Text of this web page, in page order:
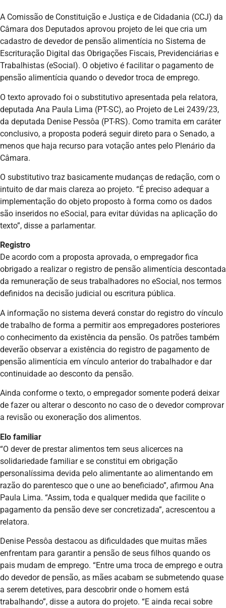
A Comissão de Constituição e Justiça e de Cidadania (CCJ) da
Câmara dos Deputados aprovou projeto de lei que cria um
cadastro de devedor de pensão alimentícia no Sistema de
Escrituração Digital das Obrigações Fiscais, Previdenciárias e
Trabalhistas (eSocial). O objetivo é facilitar o pagamento de
pensão alimentícia quando o devedor troca de emprego.
O texto aprovado foi o substitutivo apresentada pela relatora,
deputada Ana Paula Lima (PT-SC), ao Projeto de Lei 2439/23,
da deputada Denise Pessôa (PT-RS). Como tramita em caráter
conclusivo, a proposta poderá seguir direto para o Senado, a
menos que haja recurso para votação antes pelo Plenário da
Câmara.
O substitutivo traz basicamente mudanças de redação, com o
intuito de dar mais clareza ao projeto. “É preciso adequar a
implementação do objeto proposto à forma como os dados
são inseridos no eSocial, para evitar dúvidas na aplicação do
texto”, disse a parlamentar.
Registro
De acordo com a proposta aprovada, o empregador fica
obrigado a realizar o registro de pensão alimentícia descontada
da remuneração de seus trabalhadores no eSocial, nos termos
definidos na decisão judicial ou escritura pública.
A informação no sistema deverá constar do registro do vínculo
de trabalho de forma a permitir aos empregadores posteriores
o conhecimento da existência da pensão. Os patrões também
deverão observar a existência do registro de pagamento de
pensão alimentícia em vínculo anterior do trabalhador e dar
continuidade ao desconto da pensão.
Ainda conforme o texto, o empregador somente poderá deixar
de fazer ou alterar o desconto no caso de o devedor comprovar
a revisão ou exoneração dos alimentos.
Elo familiar
“O dever de prestar alimentos tem seus alicerces na
solidariedade familiar e se constitui em obrigação
personalíssima devida pelo alimentante ao alimentando em
razão do parentesco que o une ao beneficiado”, afirmou Ana
Paula Lima. “Assim, toda e qualquer medida que facilite o
pagamento da pensão deve ser concretizada”, acrescentou a
relatora.
Denise Pessôa destacou as dificuldades que muitas mães
enfrentam para garantir a pensão de seus filhos quando os
pais mudam de emprego. “Entre uma troca de emprego e outra
do devedor de pensão, as mães acabam se submetendo quase
a serem detetives, para descobrir onde o homem está
trabalhando”, disse a autora do projeto. “E ainda recai sobre